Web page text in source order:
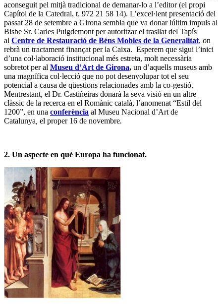
aconseguit pel mitjà tradicional de demanar-lo a l’editor (el propi
Capítol de la Catedral, t. 972 21 58 14). L’excel·lent presentació del
passat 28 de setembre a Girona sembla que va donar lúltim impuls al
Bisbe Sr. Carles Puigdemont per autoritzar el trasllat del Tapís
al Centre de Restauració de Béns Mobles de la Generalitat, on
rebrà un tractament finançat per la Caixa. Esperem que sigui l’inici
d’una col·laboració institucional més estreta, molt necessària
sobretot per al Museu d’Art de Girona, un d’aquells museus amb
una magnífica col·lecció que no pot desenvolupar tot el seu
potencial a causa de qüestions relacionades amb la co-gestió.
Mentrestant, el Dr. Castiñeiras donarà la seva visió en un altre
clàssic de la recerca en el Romànic català, l’anomenat “Estil del
1200”, en una conferència al Museu Nacional d’Art de
Catalunya el proper 16 de novembre.
2. Un aspecte en què Europa ha funcionat.